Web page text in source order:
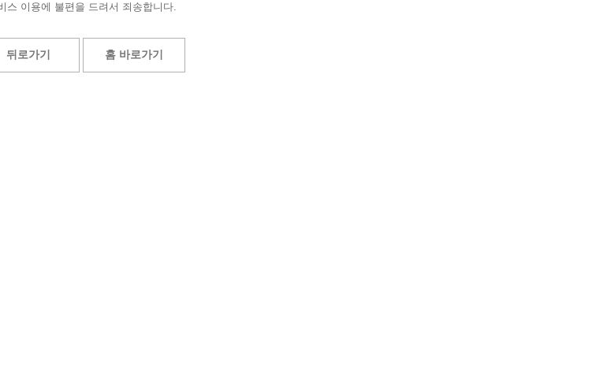
스 이용에 불편을 드려서 죄송합니다.
뒤로가기 홈 바로가기